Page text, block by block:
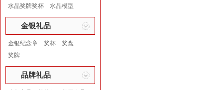
水晶奖牌奖杯
水晶模型
金银礼品
金银纪念章 奖杯
奖盘
奖牌
品牌礼品